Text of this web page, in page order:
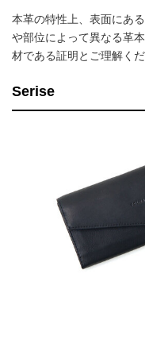
本革の特性上、表面にあ
や部位によって異なる革
材である証明とご理解くだ
Serise